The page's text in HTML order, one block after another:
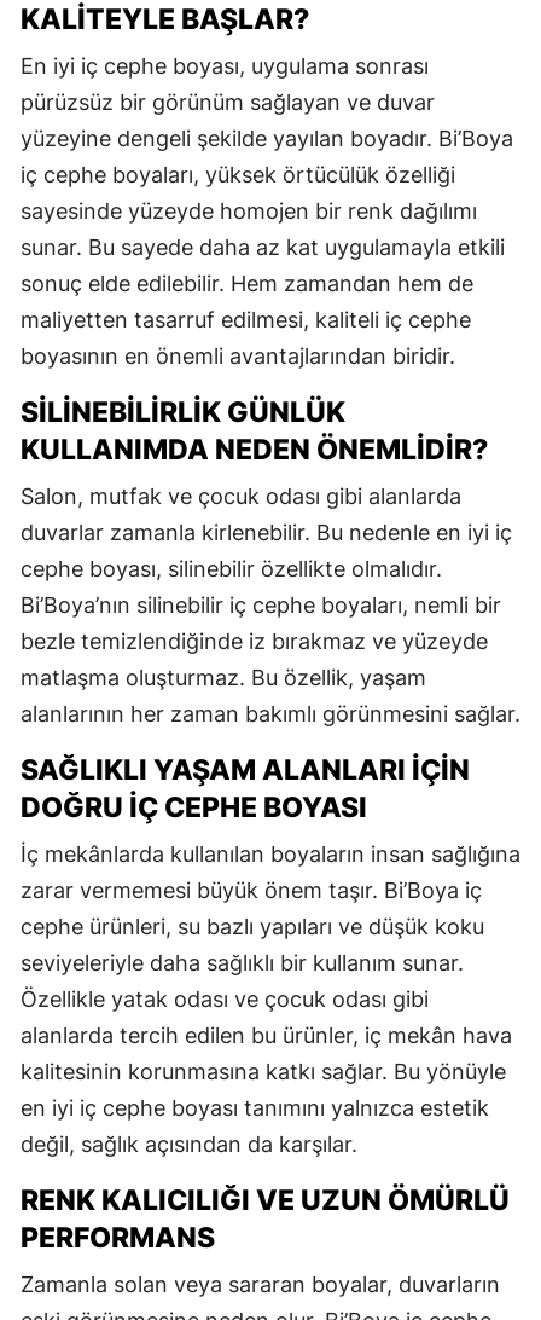
KALITEYLE BAŞLAR?
En iyi iç cephe boyası, uygulama sonrası
pürüzsüz bir görünüm sağlayan ve duvar
yüzeyine dengeli şekilde yayılan boyadır. Bi’Boya
iç cephe boyaları, yüksek örtücülük özelliği
sayesinde yüzeyde homojen bir renk dağılımı
sunar. Bu sayede daha az kat uygulamayla etkili
sonuç elde edilebilir. Hem zamandan hem de
maliyetten tasarruf edilmesi, kaliteli iç cephe
boyasının en önemli avantajlarından biridir.
SILINEBILIRLIK GÜNLÜK
KULLANIMDA NEDEN ÖNEMLIDIR?
Salon, mutfak ve çocuk odası gibi alanlarda
duvarlar zamanla kirlenebilir. Bu nedenle en iyi iç
cephe boyası, silinebilir özellikte olmalıdır.
Bi’Boya’nın silinebilir iç cephe boyaları, nemli bir
bezle temizlendiğinde iz bırakmaz ve yüzeyde
matlaşma oluşturmaz. Bu özellik, yaşam
alanlarının her zaman bakımlı görünmesini sağlar.
SAĞLIKLI YAŞAM ALANLARI İÇIN
DOĞRU İÇ CEPHE BOYASI
İç mekânlarda kullanılan boyaların insan sağlığına
zarar vermemesi büyük önem taşır. Bi’Boya iç
cephe ürünleri, su bazlı yapıları ve düşük koku
seviyeleriyle daha sağlıklı bir kullanım sunar.
Özellikle yatak odası ve çocuk odası gibi
alanlarda tercih edilen bu ürünler, iç mekân hava
kalitesinin korunmasına katkı sağlar. Bu yönüyle
en iyi iç cephe boyası tanımını yalnızca estetik
değil, sağlık açısından da karşılar.
RENK KALICILIĞI VE UZUN ÖMÜRLÜ
PERFORMANS
Zamanla solan veya sararan boyalar, duvarların